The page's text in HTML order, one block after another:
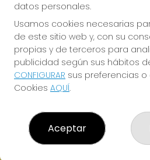
LA PERLA D'OR
¿Quiénes somos?
Comprar lotería
Resultados
Contacto
Empresas
Registro
datos personales.
Usamos cookies necesarias
de este sitio web y, con su
propias y de terceros para
publicidad según sus hábitos
CONFIGURAR sus preferencias o
Cookies AQUÍ.
Aceptar